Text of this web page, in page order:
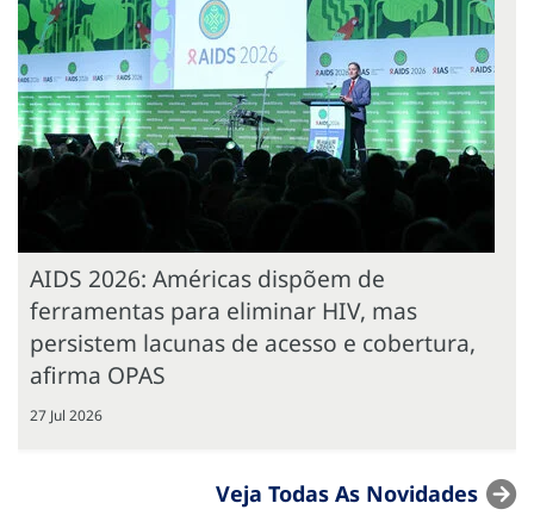
AIDS 2026: Américas dispõem de
ferramentas para eliminar HIV, mas
persistem lacunas de acesso e cobertura,
afirma OPAS
27 Jul 2026
Veja Todas As Novidades